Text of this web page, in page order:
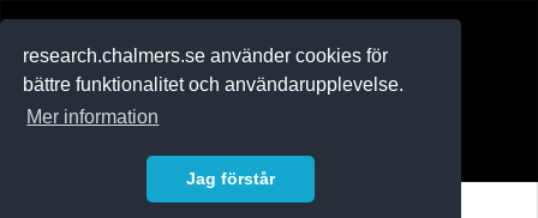
research.chalmers.se använder cookies för
bättre funktionalitet och användarupplevelse.
Mer information
Jag förstår